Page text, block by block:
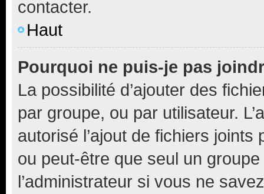
contacter.
Haut
Pourquoi ne puis-je pas
La possibilité d’ajouter des
par groupe, ou par utilisateur.
autorisé l’ajout de fichiers
ou peut-être que seul un
l’administrateur si vous ne